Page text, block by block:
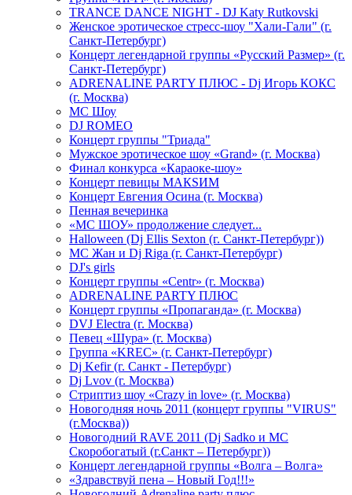
TRANCE DANCE NIGHT - DJ Katy Rutkovski
Женское эротическое стресс-шоу "Хали-Гали" (г.
Санкт-Петербург)
Концерт легендарной группы «Русский Размер» (г.
Санкт-Петербург)
ADRENALINE PARTY ПЛЮС - Dj Игорь КОКС
(г. Москва)
MC Шоу
DJ ROMEO
Концерт группы "Триада"
Мужское эротическое шоу «Grand» (г. Москва)
Финал конкурса «Караоке-шоу»
Концерт певицы МАКSИМ
Концерт Евгения Осина (г. Москва)
Пенная вечеринка
«МС ШОУ» продолжение следует...
Halloween (Dj Ellis Sexton (г. Санкт-Петербург))
МС Жан и Dj Riga (г. Санкт-Петербург)
DJ's girls
Концерт группы «Centr» (г. Москва)
ADRENALINE PARTY ПЛЮС
Концерт группы «Пропаганда» (г. Москва)
DVJ Electra (г. Москва)
Певец «Шура» (г. Москва)
Группа «KREC» (г. Санкт-Петербург)
Dj Kefir (г. Санкт - Петербург)
Dj Lvov (г. Москва)
Стриптиз шоу «Crazy in love» (г. Москва)
Новогодняя ночь 2011 (концерт группы "VIRUS"
(г.Москва))
Новогодний RAVE 2011 (Dj Sadko и MC
Скоробогатый (г.Санкт – Петербург))
Концерт легендарной группы «Волга – Волга»
«Здравствуй пена – Новый Год!!!»